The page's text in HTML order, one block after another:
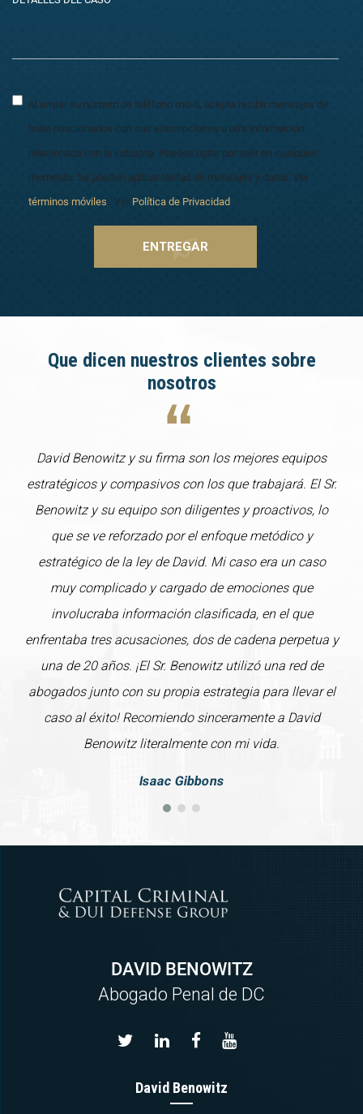
Al enviar su número de teléfono móvil, acepta recibir mensajes de
texto relacionados con sus suscripciones u otra información
relacionada con la industria. Puedes optar por salir en cualquier
momento. Se pueden aplicar tarifas de mensajes y datos. Ver
términos móviles . Ver Política de Privacidad
Que dicen nuestros clientes sobre
nosotros
David Benowitz y su firma son los mejores equipos
estratégicos y compasivos con los que trabajará. El Sr.
Benowitz y su equipo son diligentes y proactivos, lo
que se ve reforzado por el enfoque metódico y
estratégico de la ley de David. Mi caso era un caso
muy complicado y cargado de emociones que
involucraba información clasificada, en el que
enfrentaba tres acusaciones, dos de cadena perpetua y
una de 20 años. ¡El Sr. Benowitz utilizó una red de
abogados junto con su propia estrategia para llevar el
caso al éxito! Recomiendo sinceramente a David
Benowitz literalmente con mi vida.
Isaac Gibbons
DAVID BENOWITZ
Abogado Penal de DC
David Benowitz